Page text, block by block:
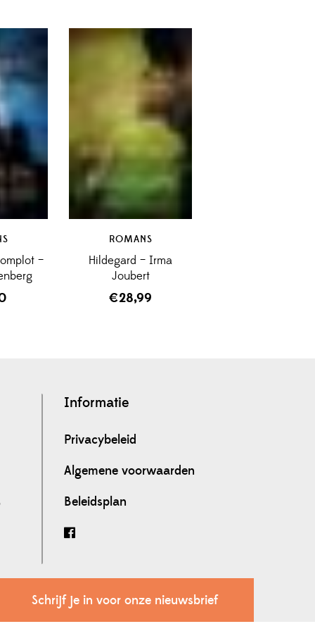
–
ROMANS
Hildegard – Irma
Joubert
€28,99
Informatie
Privacybeleid
Algemene voorwaarden
Beleidsplan
Schrijf je in voor onze nieuwsbrief